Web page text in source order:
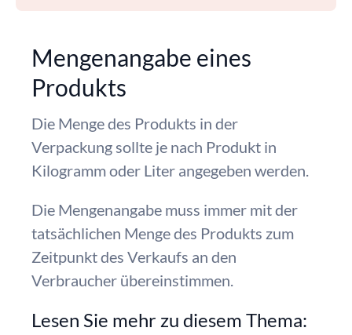
Mengenangabe eines
Produkts
Die Menge des Produkts in der
Verpackung sollte je nach Produkt in
Kilogramm oder Liter angegeben werden.
Die Mengenangabe muss immer mit der
tatsächlichen Menge des Produkts zum
Zeitpunkt des Verkaufs an den
Verbraucher übereinstimmen.
Lesen Sie mehr zu diesem Thema: